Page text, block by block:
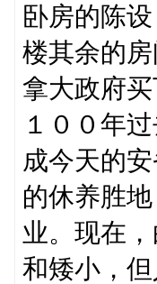
卧房的陈
楼其余的
拿大政府
１００年
成今天的
的休养胜
业。现在
和矮小，